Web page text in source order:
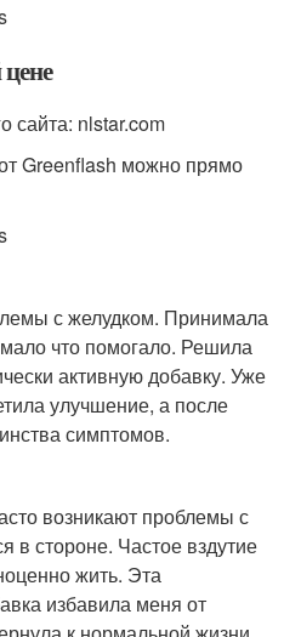
сайта: nlstar.com
Greenflash можно прямо
с желудком. Принимала
что помогало. Решила
активную добавку. Уже
улучшение, а после
симптомов.
возникают проблемы с
в стороне. Частое вздутие
жить. Эта
избавила меня от